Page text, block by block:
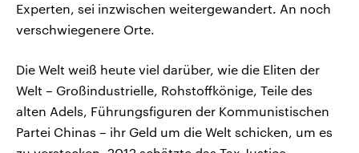
Experten, sei inzwischen weitergewandert. An noch
verschwiegenere Orte.
Die Welt weiß heute viel darüber, wie die Eliten der
Welt – Großindustrielle, Rohstoffkönige, Teile des
alten Adels, Führungsfiguren der Kommunistischen
Partei Chinas – ihr Geld um die Welt schicken, um es